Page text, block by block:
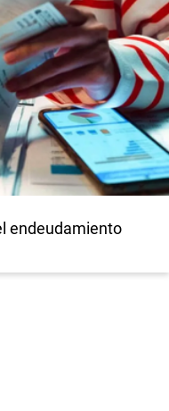
endeudamiento